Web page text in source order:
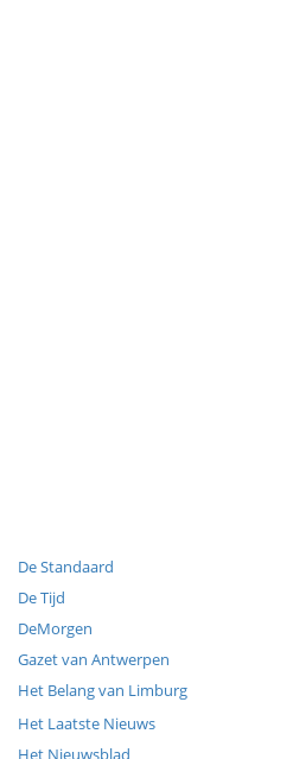
De Standaard
De Tijd
DeMorgen
Gazet van Antwerpen
Het Belang van Limburg
Het Laatste Nieuws
Het Nieuwsblad